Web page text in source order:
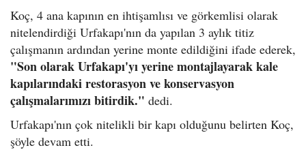
Koç, 4 ana kapının en ihtişamlısı ve görkemlisi olarak
nitelendirdiği Urfakapı'nın da yapılan 3 aylık titiz
çalışmanın ardından yerine monte edildiğini ifade ederek,
"Son olarak Urfakapı'yı yerine montajlayarak kale
kapılarındaki restorasyon ve konservasyon
çalışmalarımızı bitirdik." dedi.
Urfakapı'nın çok nitelikli bir kapı olduğunu belirten Koç,
şöyle devam etti.